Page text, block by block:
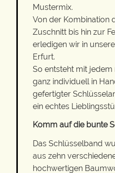
Mustermix.
Von der Kombination
Zuschnitt bis hin zur
erledigen wir in
Erfurt.
So entsteht mit jedem
ganz individuell in
gefertigter
ein echtes
Komm auf die bunte
Das Schlüsselband
aus zehn
hochwertigen